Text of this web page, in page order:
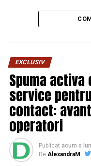
A patra sondă din
poartă Zeița Lunii în
stație de suprafață cu
lansată pe 7 decembrie.
Acum specialiștii
momentul cel mai
transmite agenția
EXCLUSIV
Spuma
service
contact:
operatori
Publicat acum o
De AlexandraM